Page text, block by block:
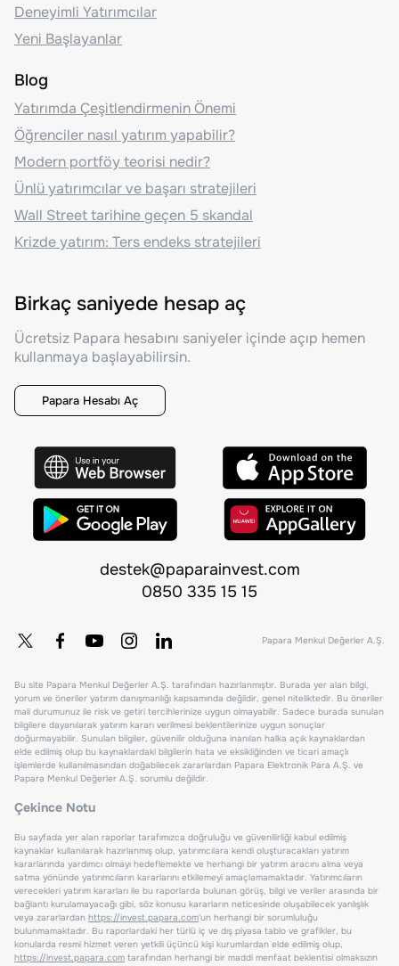
Deneyimli Yatırımcılar
Yeni Başlayanlar
Blog
Yatırımda Çeşitlendirmenin Önemi
Öğrenciler nasıl yatırım yapabilir?
Modern portföy teorisi nedir?
Ünlü yatırımcılar ve başarı stratejileri
Wall Street tarihine geçen 5 skandal
Krizde yatırım: Ters endeks stratejileri
Birkaç saniyede hesap aç
Ücretsiz Papara hesabını saniyeler içinde açıp hemen
kullanmaya başlayabilirsin.
Papara Hesabı Aç
destek@paparainvest.com
0850 335 15 15
Papara Menkul Değerler A.Ş.
Bu site Papara Menkul Değerler A.Ş. tarafından hazırlanmıştır. Burada yer alan bilgi,
yorum ve öneriler yatırım danışmanlığı kapsamında değildir, genel niteliktedir. Bu öneriler
mali durumunuz ile risk ve getiri tercihlerinize uygun olmayabilir. Sadece burada sunulan
bilgilere dayanılarak yatırım kararı verilmesi beklentilerinize uygun sonuçlar
doğurmayabilir. Sunulan bilgiler, güvenilir olduğuna inanılan halka açık kaynaklardan
elde edilmiş olup bu kaynaklardaki bilgilerin hata ve eksikliğinden ve ticari amaçlı
işlemlerde kullanılmasından doğabilecek zararlardan Papara Elektronik Para A.Ş. ve
Papara Menkul Değerler A.Ş. sorumlu değildir.
Çekince Notu
Bu sayfada yer alan raporlar tarafımızca doğruluğu ve güvenilirliği kabul edilmiş
kaynaklar kullanılarak hazırlanmış olup, yatırımcılara kendi oluşturacakları yatırım
kararlarında yardımcı olmayı hedeflemekte ve herhangi bir yatırım aracını alma veya
satma yönünde yatırımcıların kararlarını etkilemeyi amaçlamamaktadır. Yatırımcıların
verecekleri yatırım kararları ile bu raporlarda bulunan görüş, bilgi ve veriler arasında bir
bağlantı kurulamayacağı gibi, söz konusu kararların neticesinde oluşabilecek yanlışlık
veya zararlardan https://invest.papara.com'un herhangi bir sorumluluğu
bulunmamaktadır. Bu raporlardaki her türlü iç ve dış piyasa tablo ve grafikler, bu
konularda resmi hizmet veren yetkili üçüncü kişi kurumlardan elde edilmiş olup,
https://invest.papara.com tarafından herhangi bir maddi menfaat beklentisi olmaksızın